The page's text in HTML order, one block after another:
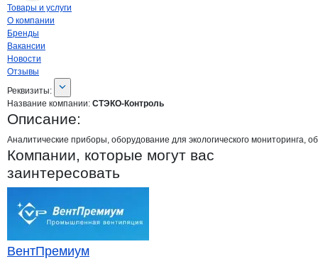
Навигация по странице
Товары и услуги
О компании
Бренды
Вакансии
Новости
Отзывы
О компании
Реквизиты
Реквизиты:
Название компании: СТЭКО-Контроль
Описание:
Аналитические приборы, оборудование для экологического мониторинга,
Компании, которые могут вас
заинтересовать
ВентПремиум